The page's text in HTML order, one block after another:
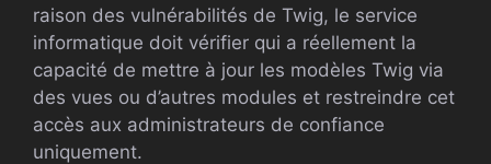
raison des vulnérabilités de Twig, le service
informatique doit vérifier qui a réellement la
capacité de mettre à jour les modèles Twig via
des vues ou d’autres modules et restreindre cet
accès aux administrateurs de confiance
uniquement.